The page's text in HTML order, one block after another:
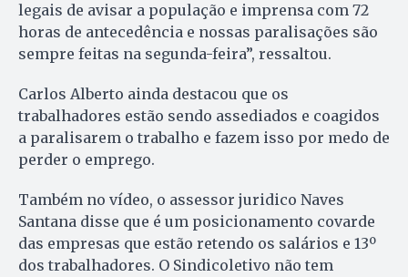
legais de avisar a população e imprensa com 72
horas de antecedência e nossas paralisações são
sempre feitas na segunda-feira”, ressaltou.
Carlos Alberto ainda destacou que os
trabalhadores estão sendo assediados e coagidos
a paralisarem o trabalho e fazem isso por medo de
perder o emprego.
Também no vídeo, o assessor juridico Naves
Santana disse que é um posicionamento covarde
das empresas que estão retendo os salários e 13º
dos trabalhadores. O Sindicoletivo não tem